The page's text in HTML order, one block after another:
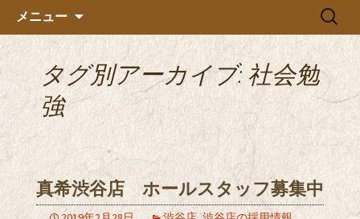
メニュー
検
タグ別アーカイブ: 社会勉
強
真希渋谷店 ホールスタッフ募集中